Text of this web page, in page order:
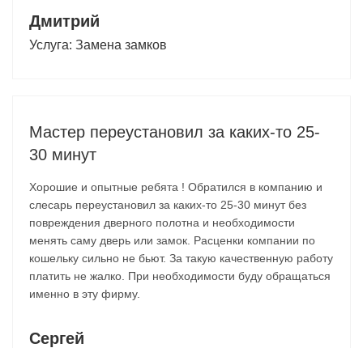
Дмитрий
Услуга: Замена замков
Мастер переустановил за каких-то 25-
30 минут
Хорошие и опытные ребята ! Обратился в компанию и
слесарь переустановил за каких-то 25-30 минут без
повреждения дверного полотна и необходимости
менять саму дверь или замок. Расценки компании по
кошельку сильно не бьют. За такую качественную работу
платить не жалко. При необходимости буду обращаться
именно в эту фирму.
Сергей